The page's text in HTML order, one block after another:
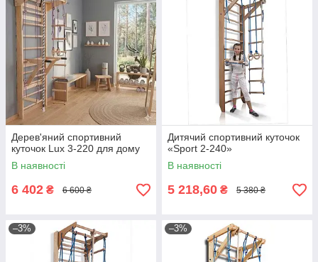
Дерев'яний спортивний
куточок Lux 3-220 для дому
В наявності
6 402 ₴ 6 600 ₴
Дитячий спортивний куточок
«Sport 2-240»
В наявності
5 218,60 ₴ 5 380 ₴
–3% –3%